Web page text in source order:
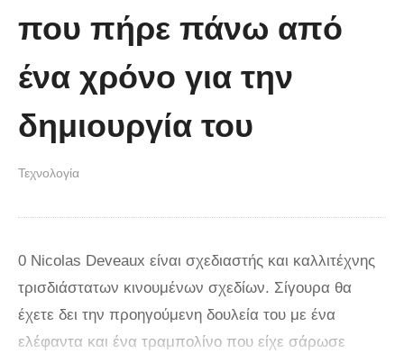
μήκους 50 μέτρων
που πήρε πάνω από
ένα χρόνο για την
δημιουργία του
Τεχνολογία
0 Nicolas Deveaux είναι σχεδιαστής και καλλιτέχνης
τρισδιάστατων κινουμένων σχεδίων. Σίγουρα θα
έχετε δει την προηγούμενη δουλεία του με ένα
ελέφαντα και ένα τραμπολίνο που είχε σάρωσε